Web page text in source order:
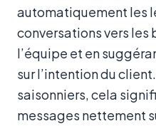
automatiquement les
conversations vers les
l’équipe et en
sur l’intention du
saisonniers, cela
messages nettement